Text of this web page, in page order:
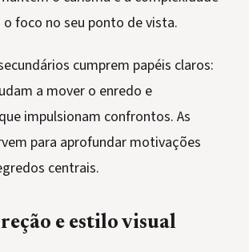
foco no seu ponto de vista.
cumprem papéis claros:
a mover o enredo e
impulsionam confrontos. As
para aprofundar motivações
centrais.
e estilo visual